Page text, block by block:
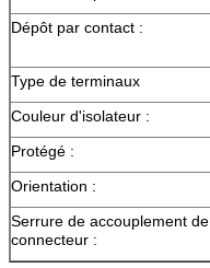
Dépôt par contact :
Type de terminaux
Couleur d'isolateur :
Protégé :
Orientation :
Serrure de accouplement de
connecteur :